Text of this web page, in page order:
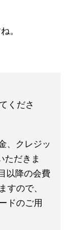
。
くださ
、クレジッ
ただきま
以降の会費
すので、
ドのご用